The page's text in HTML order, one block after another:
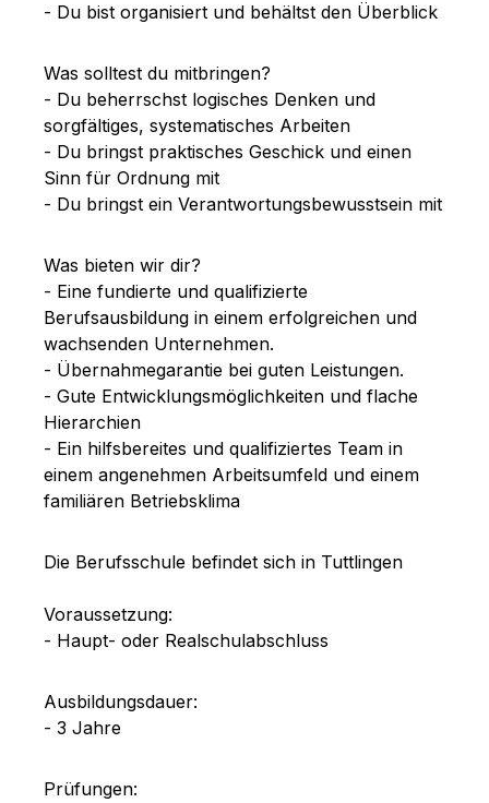
- Du bist organisiert und behältst den Überblick
Was solltest du mitbringen?
- Du beherrschst logisches Denken und
sorgfältiges, systematisches Arbeiten
- Du bringst praktisches Geschick und einen
Sinn für Ordnung mit
- Du bringst ein Verantwortungsbewusstsein mit
Was bieten wir dir?
- Eine fundierte und qualifizierte
Berufsausbildung in einem erfolgreichen und
wachsenden Unternehmen.
- Übernahmegarantie bei guten Leistungen.
- Gute Entwicklungsmöglichkeiten und flache
Hierarchien
- Ein hilfsbereites und qualifiziertes Team in
einem angenehmen Arbeitsumfeld und einem
familiären Betriebsklima
Die Berufsschule befindet sich in Tuttlingen
Voraussetzung:
- Haupt- oder Realschulabschluss
Ausbildungsdauer:
- 3 Jahre
Prüfungen: